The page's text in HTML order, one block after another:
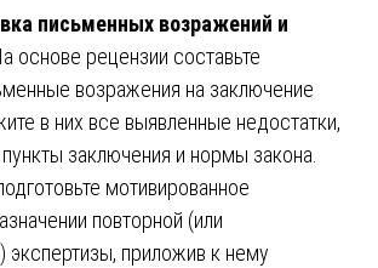
письменных возражений и
основе рецензии составьте
возражения на заключение
в них все выявленные недостатки,
заключения и нормы закона.
мотивированное
повторной (или
экспертизы, приложив к нему